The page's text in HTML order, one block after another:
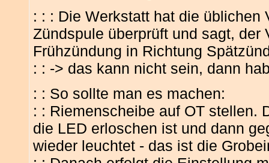
: : : Die Werkstatt hat die üblichen
Zündspule überprüft und sagt, der
Frühzündung in Richtung
: : -> das kann nicht sein, dann
: : So sollte man es machen:
: : Riemenscheibe auf OT stellen.
die LED erloschen ist und dann
wieder leuchtet - das ist die